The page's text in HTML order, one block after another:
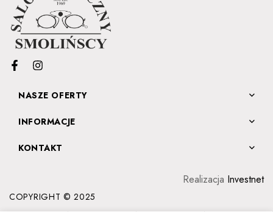
NASZE OFERTY
INFORMACJE
KONTAKT
COPYRIGHT © 2025
Realizacja Investnet